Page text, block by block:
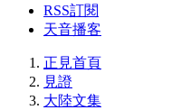
RSS訂閱
天音播客
正見首頁
見證
大陸文集